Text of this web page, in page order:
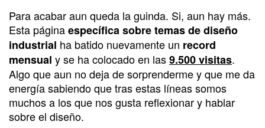
Para acabar aun queda la guinda. Si, aun hay más.
Esta páginaespecífica sobre temas de diseño
industrial ha batido nuevamente un record
mensual y se ha colocado en las9.500 visitas.
Algo que aun no deja de sorprenderme y que me da
energía sabiendo que tras estas líneas somos
muchos a los que nos gusta reflexionar y hablar
sobre el diseño.